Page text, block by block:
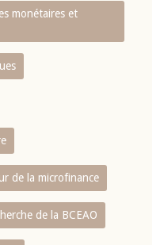
monétaires et
de la microfinance
de la BCEAO